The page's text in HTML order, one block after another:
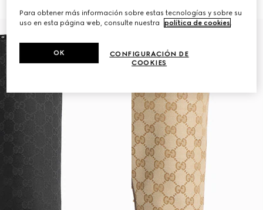
Para obtener más información sobre estas tecnologías y sobre su
uso en esta página web, consulte nuestra
política de cookies.
CONFIGURACIÓN DE
COOKIES
OK